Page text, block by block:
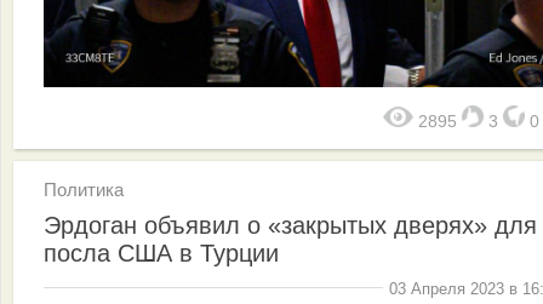
2895 3 0
Политика
Эрдоган объявил о «закрытых дверях» для
посла США в Турции
03 Апреля 2023 в